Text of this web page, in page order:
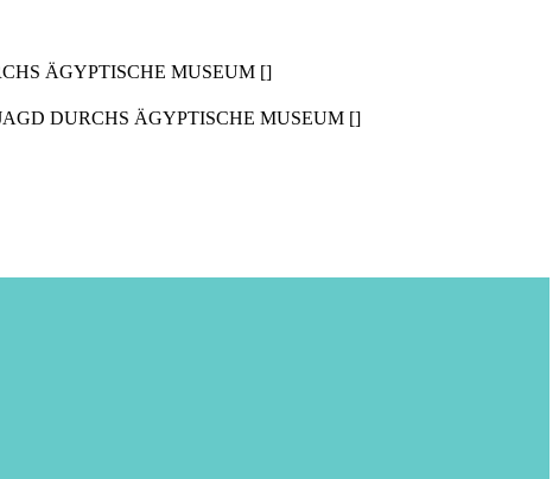
ÄGYPTISCHE MUSEUM []
DURCHS ÄGYPTISCHE MUSEUM []